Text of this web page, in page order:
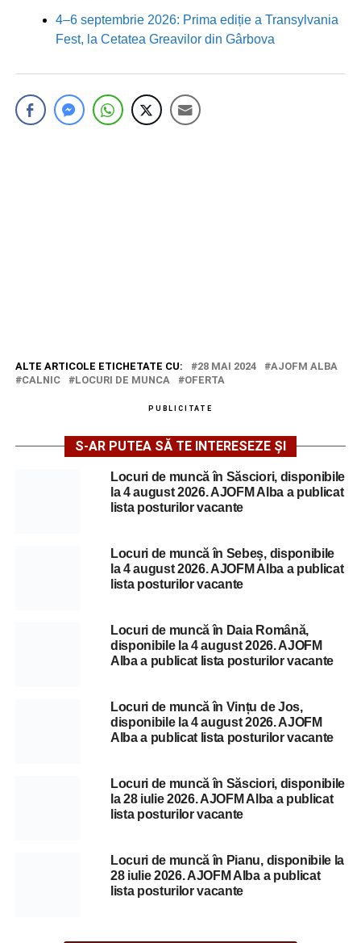
4–6 septembrie 2026: Prima ediție a Transylvania
Fest, la Cetatea Greavilor din Gârbova
ALTE ARTICOLE ETICHETATE CU: 28 MAI 2024
AJOFM ALBA
CALNIC
LOCURI DE MUNCA OFERTA
PUBLICITATE
S-AR PUTEA SĂ TE INTERESEZE ȘI
Locuri de muncă în Săsciori, disponibile
la 4 august 2026. AJOFM Alba a publicat
lista posturilor vacante
Locuri de muncă în Sebeș, disponibile
la 4 august 2026. AJOFM Alba a publicat
lista posturilor vacante
Locuri de muncă în Daia Română,
disponibile la 4 august 2026. AJOFM
Alba a publicat lista posturilor vacante
Locuri de muncă în Vințu de Jos,
disponibile la 4 august 2026. AJOFM
Alba a publicat lista posturilor vacante
Locuri de muncă în Săsciori, disponibile
la 28 iulie 2026. AJOFM Alba a publicat
lista posturilor vacante
Locuri de muncă în Pianu, disponibile la
28 iulie 2026. AJOFM Alba a publicat
lista posturilor vacante